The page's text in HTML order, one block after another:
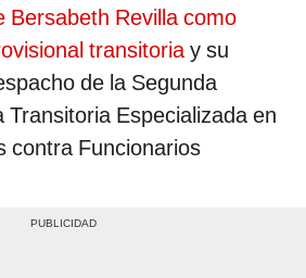
Bersabeth Revilla como
transitoriay su
de la Segunda
Transitoria Especializada en
contra Funcionarios